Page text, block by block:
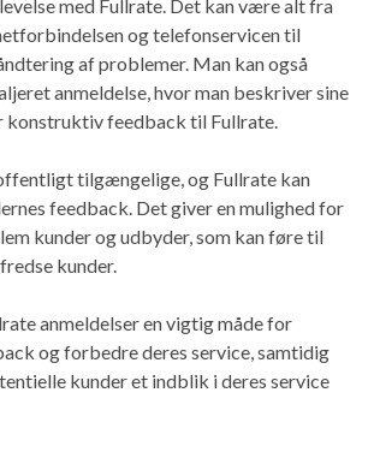
med Fullrate. Det kan være alt fra
og telefonservicen til
af problemer. Man kan også
anmeldelse, hvor man beskriver sine
konstruktiv feedback til Fullrate.
tilgængelige, og Fullrate kan
feedback. Det giver en mulighed for
kunder og udbyder, som kan føre til
kunder.
anmeldelser en vigtig måde for
og forbedre deres service, samtidig
kunder et indblik i deres service